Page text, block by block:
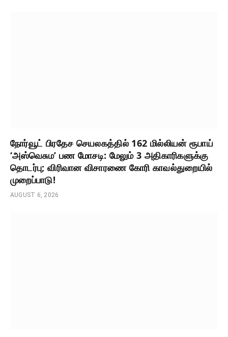
நோர்வூட் பிரதேச செயலகத்தில் 162 மில்லியன் ரூபாய்
‘அஸ்வெசும’ பண மோசடி: மேலும் 3 அதிகாரிகளுக்கு
தொடர்பு; விரிவான விசாரணை கோரி காவல்துறையில்
முறைப்பாடு!
AUGUST 6, 2026